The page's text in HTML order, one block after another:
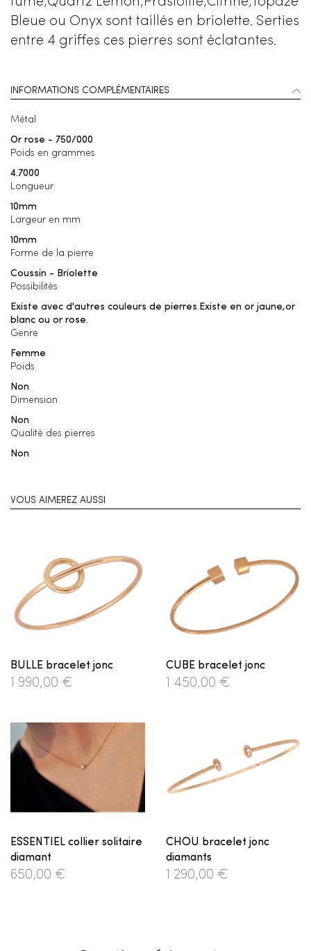
Bleue ou Onyx sont taillés en briolette. Serties
entre 4 griffes ces pierres sont éclatantes.
INFORMATIONS COMPLÉMENTAIRES
Métal
Or rose - 750/000
Poids en grammes
4.7000
Longueur
10mm
Largeur en mm
10mm
Forme de la pierre
Coussin - Briolette
Possibilités
Existe avec d'autres couleurs de pierres.Existe en or jaune,or
blanc ou or rose.
Genre
Femme
Poids
Non
Dimension
Non
Qualité des pierres
Non
VOUS AIMEREZ AUSSI
BULLE bracelet jonc
1 990,00 €
CUBE bracelet jonc
1 450,00 €
ESSENTIEL collier solitaire
diamant
650,00 €
CHOU bracelet jonc
diamants
1 290,00 €